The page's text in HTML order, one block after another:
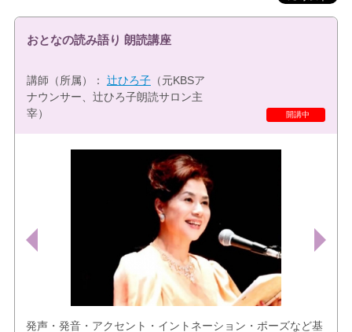
特選講座
開講中
おとなの読み語り 朗読講座
講師（所属）： 辻ひろ子（元KBSア
ナウンサー、辻ひろ子朗読サロン主
宰）
発声・発音・アクセント・イントネーション・ポーズなど基